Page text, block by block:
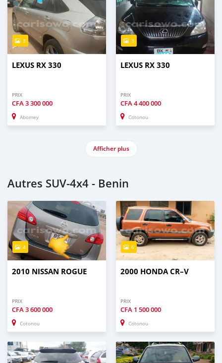
3
LEXUS RX 330
PRIX
CFA3 300 000
Abomey
3
LEXUS RX 330
PRIX
CFA4 400 000
Cotonou
Afficher plus
Autres SUV‒4x4 - Benin
4
2010 NISSAN ROGUE
PRIX
CFA3 600 000
Cotonou
6
2000 HONDA CR–V
PRIX
CFA 1 500 000
Cotonou